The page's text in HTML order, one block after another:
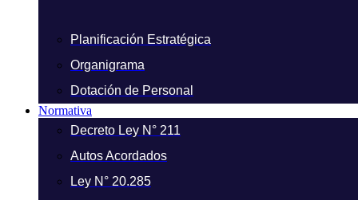
Planificación Estratégica
Organigrama
Dotación de Personal
Normativa
Decreto Ley N° 211
Autos Acordados
Ley N° 20.285